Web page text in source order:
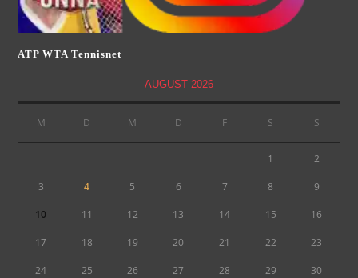
ATP WTA Tennisnet
AUGUST 2026
M D M D F S S
1 2
3 4 5 6 7 8 9
10 11 12 13 14 15 16
17 18 19 20 21 22 23
24 25 26 27 28 29 30